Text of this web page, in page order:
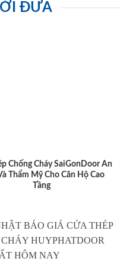
ĐƯA
Chống Cháy SaiGonDoor An
Thẩm Mỹ Cho Căn Hộ Cao
Tầng